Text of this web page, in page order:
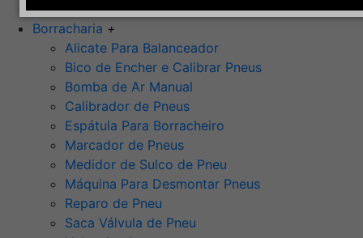
Rebolos
Borracharia +
Alicate Para Balanceador
Bico de Encher e Calibrar Pneus
Bomba de Ar Manual
Calibrador de Pneus
Espátula Para Borracheiro
Marcador de Pneus
Medidor de Sulco de Pneu
Máquina Para Desmontar Pneus
Reparo de Pneu
Saca Válvula de Pneu